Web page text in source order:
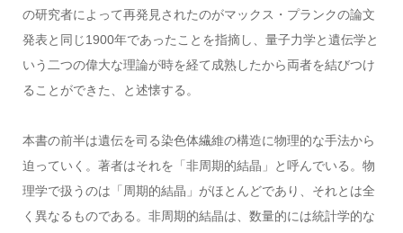
の研究者によって再発見されたのがマックス・プランクの論文
発表と同じ1900年であったことを指摘し、量子力学と遺伝学と
いう二つの偉大な理論が時を経て成熟したから両者を結びつけ
ることができた、と述懐する。
本書の前半は遺伝を司る染色体繊維の構造に物理的な手法から
迫っていく。著者はそれを「非周期的結晶」と呼んでいる。物
理学で扱うのは「周期的結晶」がほとんどであり、それとは全
く異なるものである。非周期的結晶は、数量的には統計学的な